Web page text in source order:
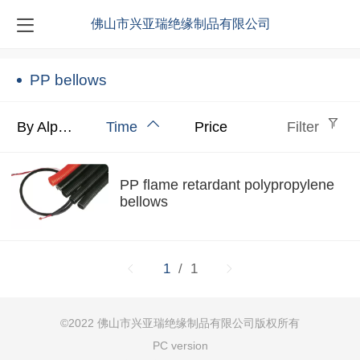
佛山市兴亚瑞绝缘制品有限公司
PP bellows
By Alphabet Time Price Filter
PP flame retardant polypropylene
bellows
1 / 1
©2022 佛山市兴亚瑞绝缘制品有限公司 版权所有
PC version